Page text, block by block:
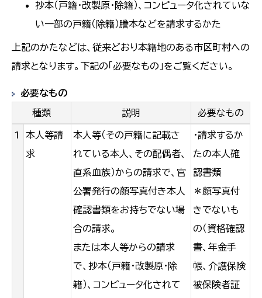
抄本（戸籍・改製原・除籍）、コンピュータ化されていな
い一部の戸籍（除籍）謄本などを請求するかた
上記のかたなどは、従来どおり本籍地のある市区町村への
請求となります。下記の「必要なもの」をご覧ください。
必要なもの
種類 説明 必要なもの
1
本人等請
求
本人等（その戸籍に記載さ
れている本人、その配偶者、
直系血族）からの請求で、官
公署発行の顔写真付き本人
確認書類をお持ちでない場
合の請求。
または本人等からの請求
で、抄本（戸籍・改製原・除
籍）、コンピュータ化されて
・請求するか
たの本人確
認書類
＊顔写真付
きでないも
の（資格確認
書、年金手
帳、介護保険
被保険者証